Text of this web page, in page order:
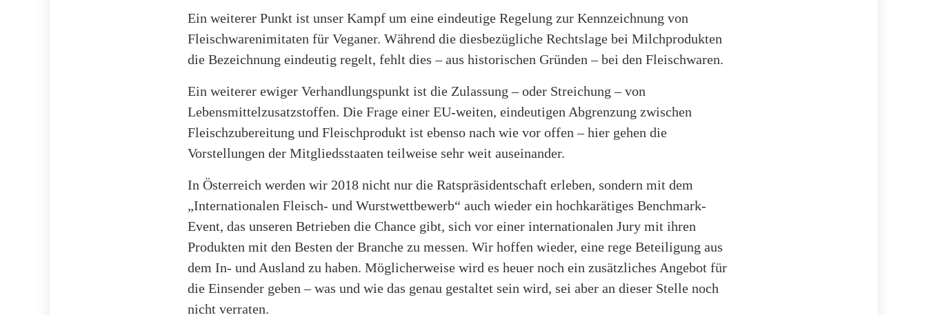
Ein weiterer Punkt ist unser Kampf um eine eindeutige Regelung zur Kennzeichnung von
Fleischwarenimitaten für Veganer. Während die diesbezügliche Rechtslage bei Milchprodukten
die Bezeichnung eindeutig regelt, fehlt dies – aus historischen Gründen – bei den Fleischwaren.
Ein weiterer ewiger Verhandlungspunkt ist die Zulassung – oder Streichung – von
Lebensmittelzusatzstoffen. Die Frage einer EU-weiten, eindeutigen Abgrenzung zwischen
Fleischzubereitung und Fleischprodukt ist ebenso nach wie vor offen – hier gehen die
Vorstellungen der Mitgliedsstaaten teilweise sehr weit auseinander.
In Österreich werden wir 2018 nicht nur die Ratspräsidentschaft erleben, sondern mit dem
„Internationalen Fleisch- und Wurstwettbewerb“ auch wieder ein hochkarätiges Benchmark-
Event, das unseren Betrieben die Chance gibt, sich vor einer internationalen Jury mit ihren
Produkten mit den Besten der Branche zu messen. Wir hoffen wieder, eine rege Beteiligung aus
dem In- und Ausland zu haben. Möglicherweise wird es heuer noch ein zusätzliches Angebot für
die Einsender geben – was und wie das genau gestaltet sein wird, sei aber an dieser Stelle noch
nicht verraten.